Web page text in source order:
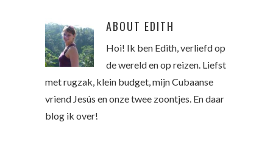
ABOUT EDITH
Hoi! Ik ben Edith, verliefd op
de wereld en op reizen. Liefst
met rugzak, klein budget, mijn Cubaanse
vriend Jesús en onze twee zoontjes. En daar
blog ik over!